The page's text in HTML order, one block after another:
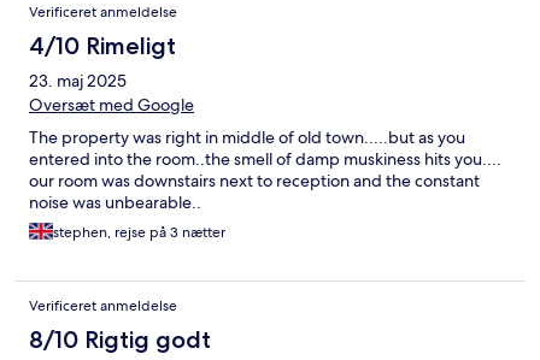
Verificeret anmeldelse
4/10 Rimeligt
23. maj 2025
Oversæt med Google
The property was right in middle of old town.....but as you
entered into the room..the smell of damp muskiness hits you....
our room was downstairs next to reception and the constant
noise was unbearable..
stephen, rejse på 3 nætter
Verificeret anmeldelse
8/10 Rigtig godt